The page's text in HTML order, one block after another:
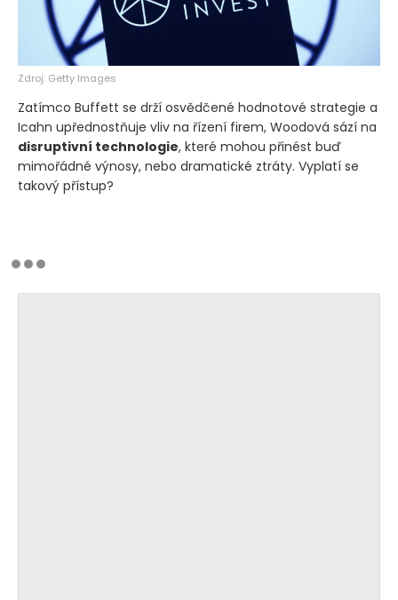
Zdroj: Getty Images
Zatímco Buffett se drží osvědčené hodnotové strategie a
Icahn upřednostňuje vliv na řízení firem, Woodová sází na
disruptivní technologie, které mohou přinést buď
mimořádné výnosy, nebo dramatické ztráty. Vyplatí se
takový přístup?